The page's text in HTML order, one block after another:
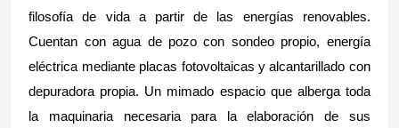
filosofía de vida a partir de las energías renovables.
Cuentan con agua de pozo con sondeo propio, energía
eléctrica mediante placas fotovoltaicas y alcantarillado con
depuradora propia. Un mimado espacio que alberga toda
la maquinaria necesaria para la elaboración de sus